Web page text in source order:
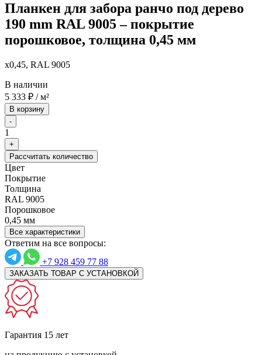
Планкен для забора ранчо под дерево
190 mm RAL 9005 – покрытие
порошковое, толщина 0,45 мм
x0,45, RAL 9005
В наличии
5 333 ₽ / м²
В корзину
-
1
+
Рассчитать количество
Цвет
Покрытие
Толщина
RAL 9005
Порошковое
0,45 мм
Все характеристики
Ответим на все вопросы:
+7 928 459 77 88
ЗАКАЗАТЬ ТОВАР С УСТАНОВКОЙ
Гарантия 15 лет